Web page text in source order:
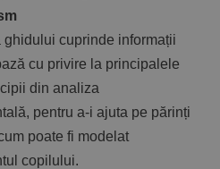
ghidului cuprinde informații
cu privire la principalele
din analiza
pentru a-i ajuta pe părinți
poate fi modelat
copilului.